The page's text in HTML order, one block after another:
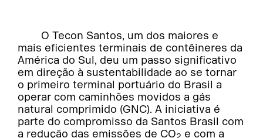
O Tecon Santos, um dos maiores e
mais eficientes terminais de contêineres da
América do Sul, deu um passo significativo
em direção à sustentabilidade ao se tornar
o primeiro terminal portuário do Brasil a
operar com caminhões movidos a gás
natural comprimido (GNC). A iniciativa é
parte do compromisso da Santos Brasil com
a redução das emissões de CO
e com a